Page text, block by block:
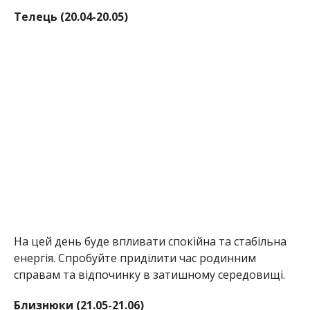
Телець (20.04-20.05)
На цей день буде впливати спокійна та стабільна
енергія. Спробуйте приділити час родинним
справам та відпочинку в затишному середовищі.
Близнюки (21.05-21.06)